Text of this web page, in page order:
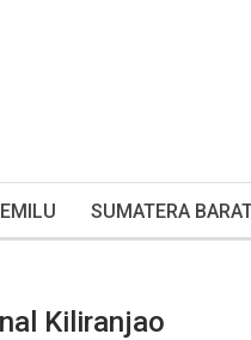
SUMATERA
Kiliranjao